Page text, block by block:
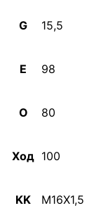
G 15,5
E 98
O 80
Ход 100
KK M16X1,5